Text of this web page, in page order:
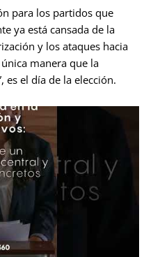
para los partidos que
ya está cansada de la
y los ataques hacia
manera que la
es el día de la elección.